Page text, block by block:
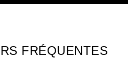
FRÉQUENTES